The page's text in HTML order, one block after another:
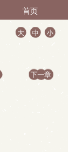
首页
大 中
小
下一章